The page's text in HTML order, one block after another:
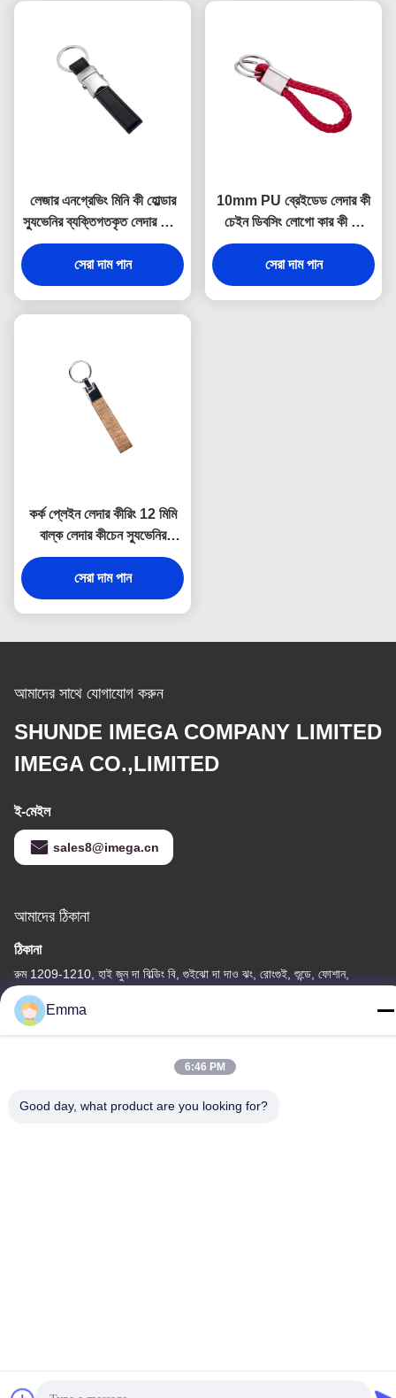
লেজার এনগ্রেভিং মিনি কী হোল্ডার
স্যুভেনির ব্যক্তিগতকৃত লেদার কীরিং
9 মিমি পুরুত্ব
সেরা দাম পান
10mm PU ব্রেইডেড লেদার কী
চেইন ডিবসিং লোগো কার কী রিং
হোল্ডার
সেরা দাম পান
কর্ক প্লেইন লেদার কীরিং 12 মিমি
বাল্ক লেদার কীচেন স্যুভেনির
বিজ্ঞাপন উপহার
সেরা দাম পান
আমাদের সাথে যোগাযোগ করুন
SHUNDE IMEGA COMPANY LIMITED
IMEGA CO.,LIMITED
ই-মেইল
sales8@imega.cn
আমাদের ঠিকানা
ঠিকানা
রুম 1209-1210, হাই জুন দা বিল্ডিং বি, গুইঝো দা দাও ঝং, রোংগুই, শুন্ডে, ফোশান,
গুয়াংডং, চীন
টেল
Emma
6:46 PM
Good day, what product are you looking for?